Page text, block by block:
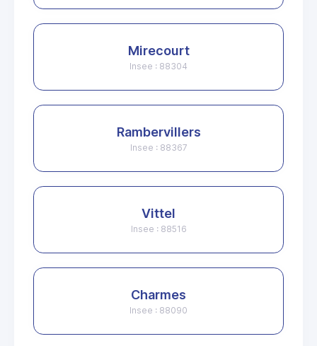
Mirecourt
Insee : 88304
Rambervillers
Insee : 88367
Vittel
Insee : 88516
Charmes
Insee : 88090